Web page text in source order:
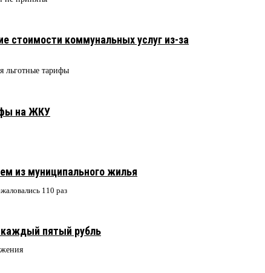
стоимости коммунальных услуг из-за
льготные тарифы
на ЖКУ
из муниципального жилья
110 раз
пятый рубль